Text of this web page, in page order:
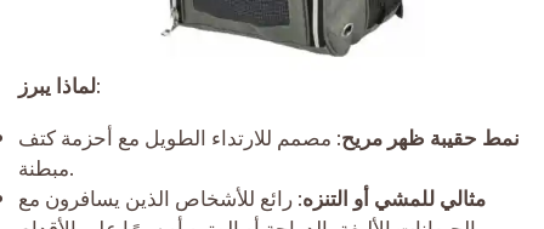
لماذا يبرز:
نمط حقيبة ظهر مريح: مصمم للارتداء الطويل مع أحزمة كتف
مبطنة.
مثالي للمشي أو التنزه: رائع للأشخاص الذين يسافرون مع